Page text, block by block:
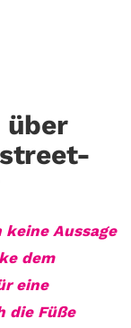
über
Aussage
dem
eine
die Füße